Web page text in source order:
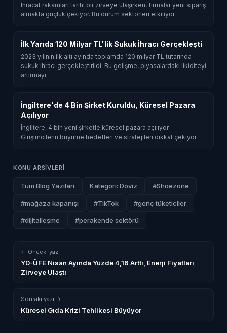
İhracat rakamları tarihi bir zirveye ulaşırken, firmalar yeni sipariş
almakta güçlük çekiyor. Bu durum sektörleri etkiliyor.
İlk Yarıda 120 Milyar TL'lik Sukuk İhracı Gerçekleşti
2023 yılının ilk altı ayında toplamda 120 milyar TL tutarında
sukuk ihracı gerçekleştirildi. Bu gelişme, piyasalardaki likiditeyi
artırmayı
İngiltere'de 4 Bin Şirket Kuruldu, Küresel Pazara
Açılıyor
İngiltere, 4 bin yeni şirketle küresel pazara açılıyor.
Girişimcilerin büyüme hedefleri ve stratejileri dikkat çekiyor.
KONU ARSIVLERI
Tum Blog Yazilari Kategori: Döviz #Shoezone
#mağaza kapanışı #TikTok #genç tüketiciler
#dijitalleşme #perakende sektörü
← Onceki yazi
YD-ÜFE Nisan Ayında Yüzde 4,16 Arttı, Enerji Fiyatları
Zirveye Ulaştı
Sonraki yazi →
Küresel Gıda Krizi Tehlikesi Büyüyor